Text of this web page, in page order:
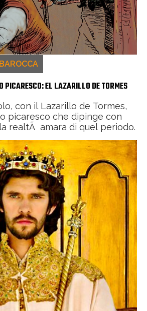
PICARESCO: EL LAZARILLO DE TORMES
con il Lazarillo de Tormes,
picaresco che dipinge con
realtÃ amara di quel periodo.